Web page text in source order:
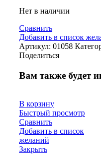
Нет в наличии
Сравнить
Добавить в список
Артикул: 01058
Поделиться
Вам также будет
В корзину
Быстрый просмотр
Сравнить
Добавить в список
желаний
Закрыть